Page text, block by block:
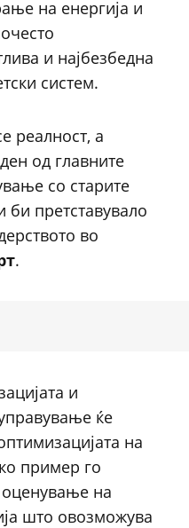
на енергија и
и најбезбедна
систем.
реалност, а
од главните
со старите
претставувало
во
.
и
ќе
на
пример го
на
што овозможува